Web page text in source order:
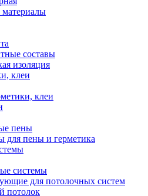
составы
изоляция
клеи
клеи
пены
для пены и герметика
системы
для потолочных систем
потолок